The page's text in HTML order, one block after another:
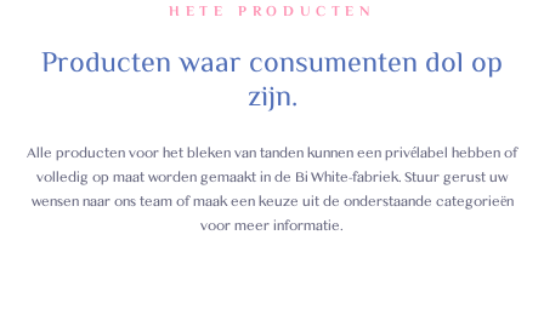
HETE PRODUCTEN
Producten waar consumenten dol op
zijn.
Alle producten voor het bleken van tanden kunnen een privélabel hebben of
volledig op maat worden gemaakt in de Bi White-fabriek. Stuur gerust uw
wensen naar ons team of maak een keuze uit de onderstaande categorieën
voor meer informatie.